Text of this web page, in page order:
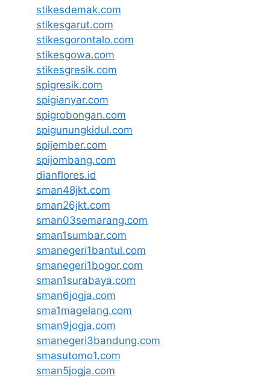
stikesdemak.com
stikesgarut.com
stikesgorontalo.com
stikesgowa.com
stikesgresik.com
spigresik.com
spigianyar.com
spigrobongan.com
spigunungkidul.com
spijember.com
spijombang.com
dianflores.id
sman48jkt.com
sman26jkt.com
sman03semarang.com
sman1sumbar.com
smanegeri1bantul.com
smanegeri1bogor.com
sman1surabaya.com
sman6jogja.com
sma1magelang.com
sman9jogja.com
smanegeri3bandung.com
smasutomo1.com
sman5jogja.com